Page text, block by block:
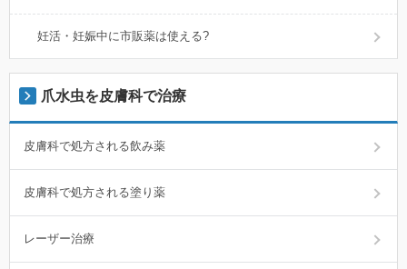
妊活・妊娠中に市販薬は使える?
爪水虫を皮膚科で治療
皮膚科で処方される飲み薬
皮膚科で処方される塗り薬
レーザー治療